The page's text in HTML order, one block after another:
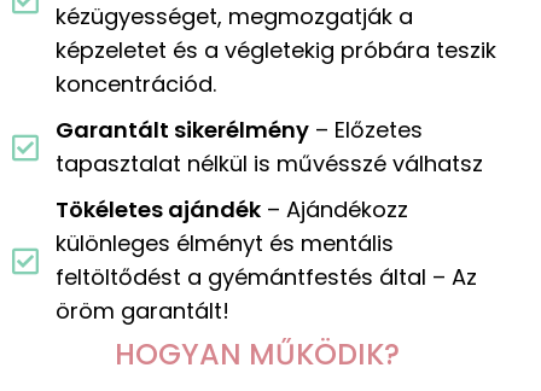
kézügyességet, megmozgatják a
képzeletet és a végletekig próbára teszik
koncentrációd.
Garantált sikerélmény – Előzetes
tapasztalat nélkül is művésszé válhatsz
Tökéletes ajándék – Ajándékozz
különleges élményt és mentális
feltöltődést a gyémántfestés által – Az
öröm garantált!
HOGYAN MŰKÖDIK?